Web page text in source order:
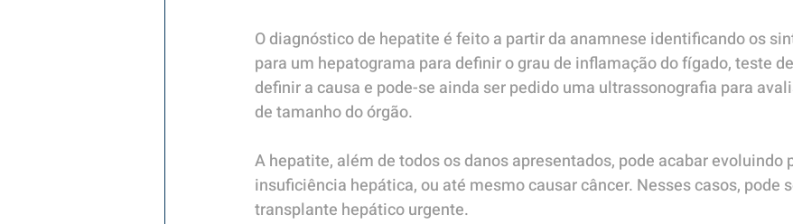
O diagnóstico de hepatite é feito a partir da anamnese identificando os
para um hepatograma para definir o grau de inflamação do fígado, teste
definir a causa e pode-se ainda ser pedido uma ultrassonografia para
de tamanho do órgão.
A hepatite, além de todos os danos apresentados, pode acabar evoluindo
insuficiência hepática, ou até mesmo causar câncer. Nesses casos, pode
transplante hepático urgente.